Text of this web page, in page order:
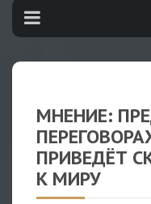
МНЕНИЕ:
ПРИВЕДЁТ
К МИРУ